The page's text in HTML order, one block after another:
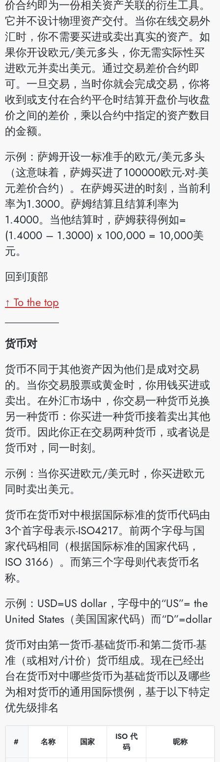
价合约即为一份相关资产关联的衍生工具。
它并不设计物理资产交付。当你在线交易外
汇时，你不需要买进或卖出真实的资产。如
果你开设欧元/美元多头，你无需实际性买
进欧元并卖出美元。通过交易差价合约即
可。一旦交易，当时你就会完成交易，你将
收到或支付在合约平仓时结算开盘价与收盘
价之间的差价，乘以合约中指定的资产数目
的金额。
示例：萨姆开设一标准手的欧元/美元多头
（这意味着，萨姆买进了100000欧元-对-美
元差价合约）。在萨姆买进的时刻，当前利
率为1.3000。萨姆结算且结算利率为
1.4000。当他结算时，萨姆获得例如=
(1.4000 – 1.3000) x 100,000 = 10,000美
元。
回到顶部
↑ To the top
货币对
货币不同于其他资产因为他们是成对交易
的。当你交易股票或黄金时，你用钱买进或
卖出。在外汇市场中，你交易一种货币兑换
另一种货币：你买进一种货币接着卖出其他
货币。因此你正在交易两种货币，或者说是
货币对，同一时刻。
示例：当你买进欧元/美元时，你买进欧元
同时卖出美元。
货币在货币对中根据国际标准的货币代码由
3个首字母表示-ISO4217。前两个字母与国
家代码相同（根据国际标准的国家代码，
ISO 3166）。而第三个字母则代表货币名
称。
示例：USD=US dollar，字母中的“US”= the
United States（美国国家代码）而“D”=dollar
货币对由第一货币-基础货币-和第二货币-基
准（或相对/计价）货币组成。现在已经出
台在货币对中哪些货币为基础货币以及哪些
为相对货币的通用国际惯例，基于以下特定
优先级排名
# 名称 国家
ISO 代
码
昵称